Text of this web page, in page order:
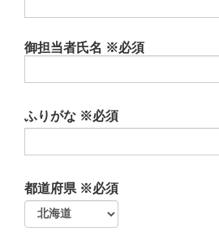
御担当者氏名 ※必須
ふりがな ※必須
都道府県 ※必須